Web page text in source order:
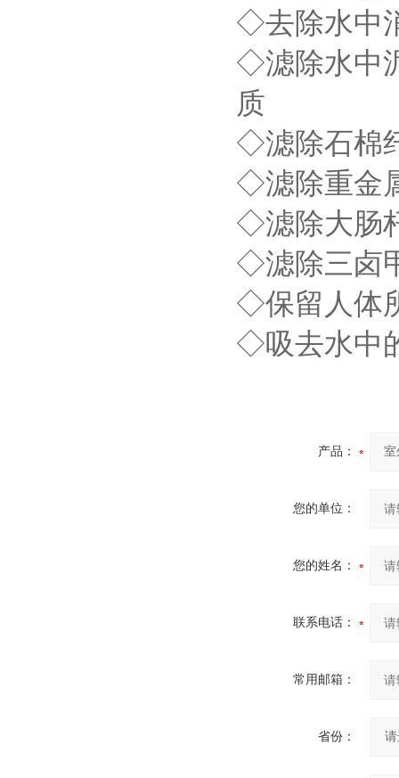
◇去除水中
◇滤除水中
质
◇滤除石棉
◇滤除重金
◇滤除大肠
◇滤除三卤
◇保留人体
◇吸去水中
产品：
您的单位：
您的姓名：
联系电话：
常用邮箱：
省份：